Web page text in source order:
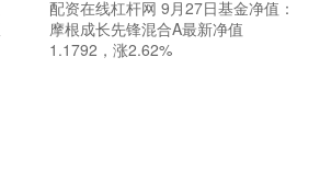
配资在线杠杆网 9月27日基金净值：
摩根成长先锋混合A最新净值
1.1792，涨2.62%